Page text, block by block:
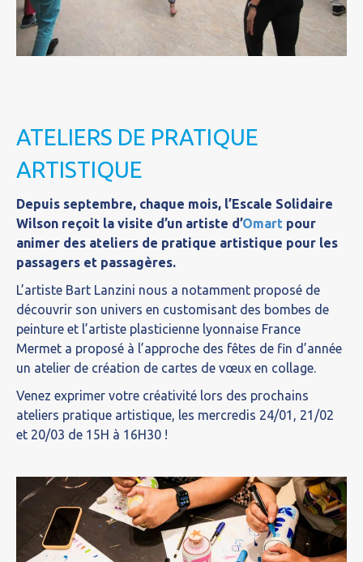
ATELIERS DE PRATIQUE
ARTISTIQUE
Depuis septembre, chaque mois, l’Escale Solidaire
Wilson reçoit la visite d’un artiste d’Omart pour
animer des ateliers de pratique artistique pour les
passagers et passagères.
L’artiste Bart Lanzini nous a notamment proposé de
découvrir son univers en customisant des bombes de
peinture et l’artiste plasticienne lyonnaise France
Mermet a proposé à l’approche des fêtes de fin d’année
un atelier de création de cartes de vœux en collage.
Venez exprimer votre créativité lors des prochains
ateliers pratique artistique, les mercredis 24/01, 21/02
et 20/03 de 15H à 16H30 !